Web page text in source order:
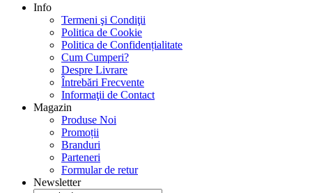
Info
Termeni şi Condiţii
Politica de Cookie
Politica de Confidențialitate
Cum Cumperi?
Despre Livrare
Întrebări Frecvente
Informaţii de Contact
Magazin
Produse Noi
Promoții
Branduri
Parteneri
Formular de retur
Newsletter